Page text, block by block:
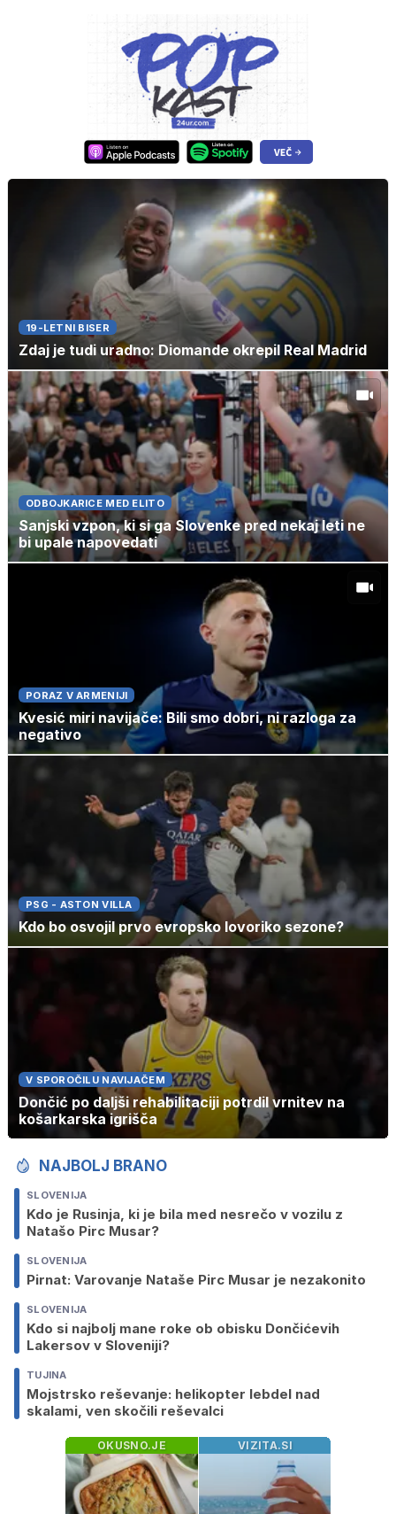
19-LETNI BISER
Zdaj je tudi uradno: Diomande okrepil Real Madrid
ODBOJKARICE MED ELITO
Sanjski vzpon, ki si ga Slovenke pred nekaj leti ne
bi upale napovedati
PORAZ V ARMENIJI
Kvesić miri navijače: Bili smo dobri, ni razloga za
negativo
PSG - ASTON VILLA
Kdo bo osvojil prvo evropsko lovoriko sezone?
V SPOROČILU NAVIJAČEM
Dončić po daljši rehabilitaciji potrdil vrnitev na
košarkarska igrišča
NAJBOLJ BRANO
SLOVENIJA
Kdo je Rusinja, ki je bila med nesrečo v vozilu z
Natašo Pirc Musar?
SLOVENIJA
Pirnat: Varovanje Nataše Pirc Musar je nezakonito
SLOVENIJA
Kdo si najbolj mane roke ob obisku Dončićevih
Lakersov v Sloveniji?
TUJINA
Mojstrsko reševanje: helikopter lebdel nad
skalami, ven skočili reševalci
OKUSNO.JE VIZITA.SI